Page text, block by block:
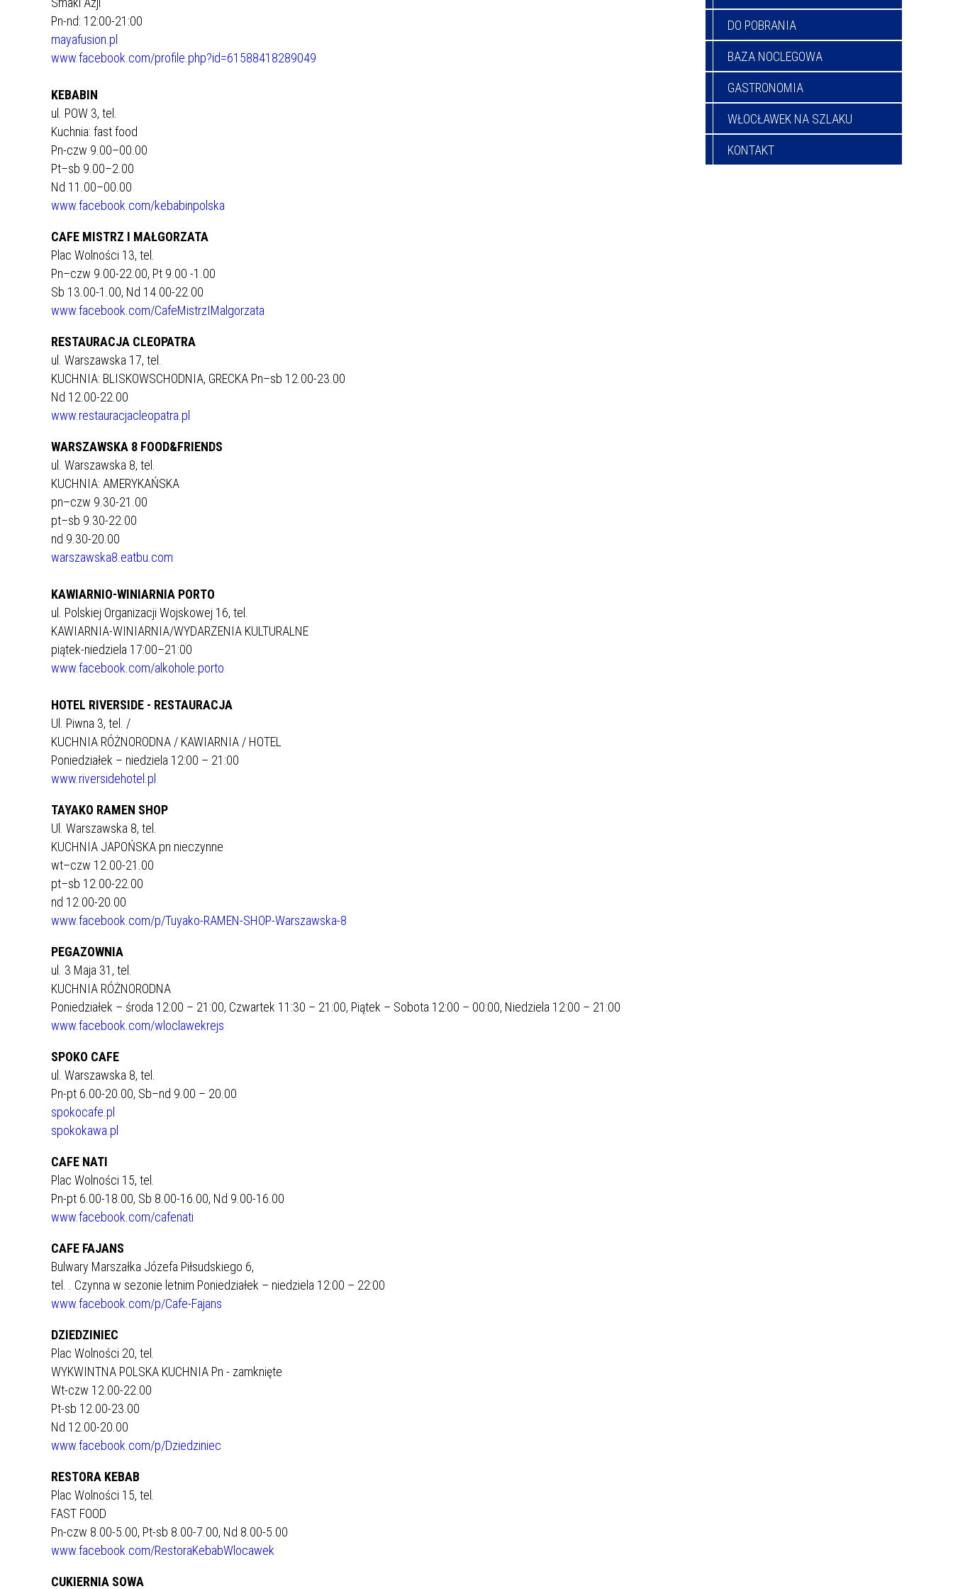
REJSY PO ZALEWIE WŁOCŁAWSKIM
WŁOCŁAWEK NA SZLAKU
Pn-nd: 12:00-21:00
mayafusion.pl
www.facebook.com/profile.php?id=61588418289049
KEBABIN
ul. POW 3, tel.
Kuchnia: fast food
Pn-czw 9.00–00.00
Pt–sb 9.00–2.00
Nd 11.00–00.00
www.facebook.com/kebabinpolska
CAFE MISTRZ I MAŁGORZATA
Plac Wolności 13, tel.
Pn–czw 9.00-22.00, Pt 9.00 -1.00
Sb 13.00-1.00, Nd 14.00-22.00
www.facebook.com/CafeMistrzIMalgorzata
RESTAURACJA CLEOPATRA
ul. Warszawska 17, tel.
KUCHNIA: BLISKOWSCHODNIA, GRECKA Pn–sb 12.00-23.00
Nd 12.00-22.00
www.restauracjacleopatra.pl
WARSZAWSKA 8 FOOD&FRIENDS
ul. Warszawska 8, tel.
KUCHNIA: AMERYKAŃSKA
pn–czw 9.30-21.00
pt–sb 9.30-22.00
nd 9.30-20.00
warszawska8.eatbu.com
KAWIARNIO-WINIARNIA PORTO
ul. Polskiej Organizacji Wojskowej 16, tel.
KAWIARNIA-WINIARNIA/WYDARZENIA KULTURALNE
piątek-niedziela 17:00–21:00
www.facebook.com/alkohole.porto
HOTEL RIVERSIDE - RESTAURACJA
Ul. Piwna 3, tel. /
KUCHNIA RÓŻNORODNA / KAWIARNIA / HOTEL
Poniedziałek – niedziela 12:00 – 21:00
www.riversidehotel.pl
TAYAKO RAMEN SHOP
Ul. Warszawska 8, tel.
KUCHNIA JAPOŃSKA pn nieczynne
wt–czw 12.00-21.00
pt–sb 12.00-22.00
nd 12.00-20.00
www.facebook.com/p/Tuyako-RAMEN-SHOP-Warszawska-8
PEGAZOWNIA
ul. 3 Maja 31, tel.
KUCHNIA RÓŻNORODNA
Poniedziałek – środa 12:00 – 21:00, Czwartek 11:30 – 21:00, Piątek – Sobota 12:00 – 00:00, Niedziela 12:00 – 21:00
www.facebook.com/wloclawekrejs
SPOKO CAFE
ul. Warszawska 8, tel.
Pn-pt 6.00-20.00, Sb–nd 9.00 – 20.00
spokocafe.pl
spokokawa.pl
CAFE NATI
Plac Wolności 15, tel.
Pn-pt 6.00-18.00, Sb 8.00-16.00, Nd 9.00-16.00
www.facebook.com/cafenati
CAFE FAJANS
Bulwary Marszałka Józefa Piłsudskiego 6,
tel.
. Czynna w sezonie letnim Poniedziałek – niedziela 12:00 – 22:00
www.facebook.com/p/Cafe-Fajans
DZIEDZINIEC
Plac Wolności 20, tel.
WYKWINTNA POLSKA KUCHNIA Pn - zamknięte
Wt-czw 12.00-22.00
Pt-sb 12.00-23.00
Nd 12.00-20.00
www.facebook.com/p/Dziedziniec
RESTORA KEBAB
Plac Wolności 15, tel.
FAST FOOD
Pn-czw 8.00-5.00, Pt-sb 8.00-7.00, Nd 8.00-5.00
www.facebook.com/RestoraKebabWlocawek
CUKIERNIA SOWA
DO POBRANIA
BAZA NOCLEGOWA
GASTRONOMIA
WŁOCŁAWEK NA SZLAKU
KONTAKT